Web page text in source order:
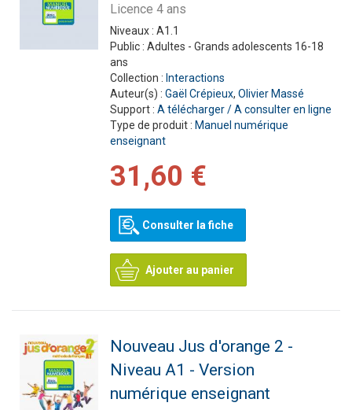
Licence 4 ans
Niveaux : A1.1
Public : Adultes - Grands adolescents 16-18
ans
Collection : Interactions
Auteur(s) : Gaël Crépieux, Olivier Massé
Support : A télécharger / A consulter en ligne
Type de produit : Manuel numérique
enseignant
31,60 €
Consulter la fiche
Ajouter au panier
Nouveau Jus d'orange 2 -
Niveau A1 - Version
numérique enseignant